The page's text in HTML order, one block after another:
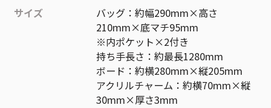
サイズ
バッグ：約幅290mm×高さ
210mm×底マチ95mm
※内ポケット×2付き
持ち手長さ：約最長1280mm
ボード：約横280mm×縦205mm
アクリルチャーム：約横70mm×縦
30mm×厚さ3mm